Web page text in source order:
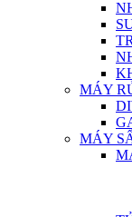
MÁY
MÁY